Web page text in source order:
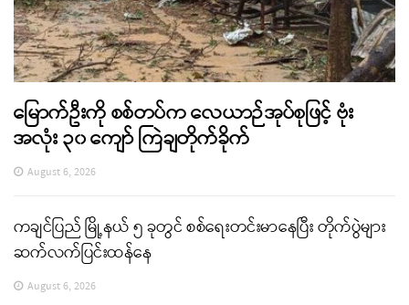
မြောက်ဦးကို စစ်တပ်က လေယာဉ်အုပ်စုဖြင့် ဗုံး
အလုံး ၃၀ ကျော် ကြဲချတိုက်ခိုက်
August 6, 2026
ကချင်ပြည် မြို့နယ် ၅ ခုတွင် စစ်ရေးတင်းမာနေပြီး တိုက်ပွဲများ
ဆက်လက်ပြင်းထန်နေ
August 6, 2026